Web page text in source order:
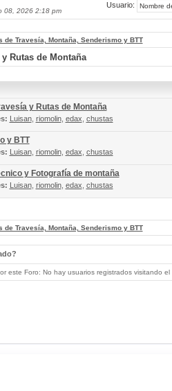
08, 2026 2:18 pm
Usuario:
de Travesía, Montaña, Senderismo y BTT
Rutas de Montaña
y Rutas de Montaña
Luisan, riomolin, edax chustas
y BTT
Luisan, riomolin, edax chustas
y Fotografía de montaña
Luisan, riomolin, edax chustas
de Travesía, Montaña, Senderismo y BTT
este Foro: No hay usuarios registrados visitando el